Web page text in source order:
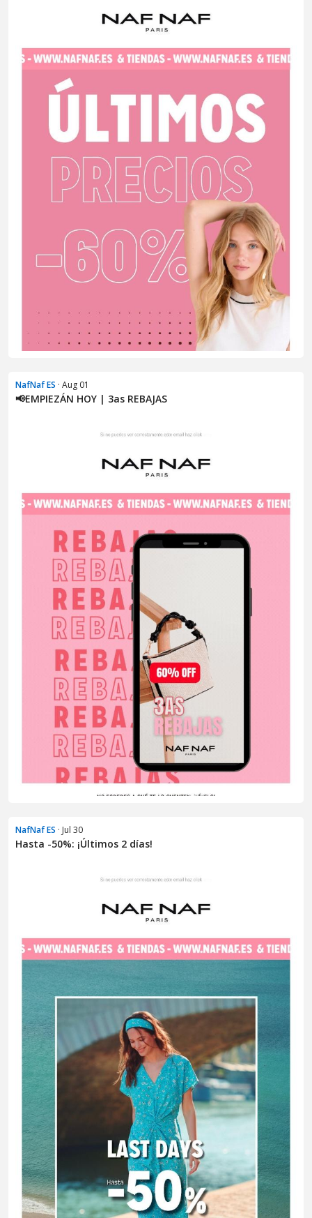
NafNaf ES · Aug 01
📢EMPIEZÁN HOY | 3as REBAJAS
NafNaf ES · Jul 30
Hasta -50%: ¡Últimos 2 días!